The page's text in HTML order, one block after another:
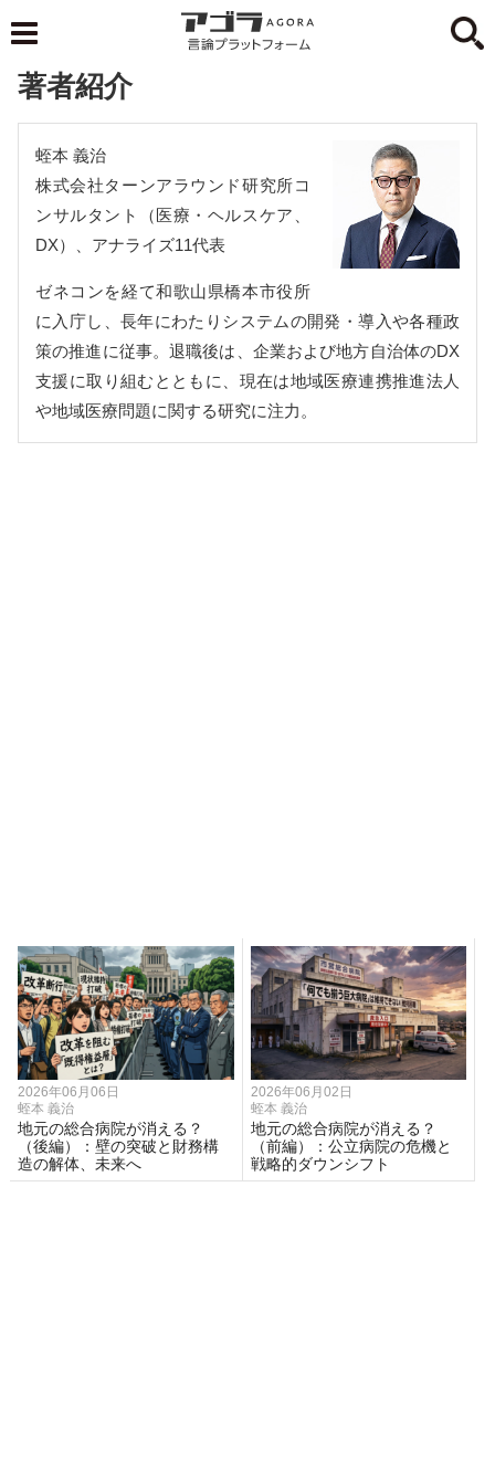
著者紹介
蛭本 義治
株式会社ターンアラウンド研究所コ
ンサルタント（医療・ヘルスケア、
DX）、アナライズ11代表
ゼネコンを経て和歌山県橋本市役所
に入庁し、長年にわたりシステムの開発・導入や各種政
策の推進に従事。退職後は、企業および地方自治体のDX
支援に取り組むとともに、現在は地域医療連携推進法人
や地域医療問題に関する研究に注力。
2026年06月06日
蛭本 義治
地元の総合病院が消える？
（後編）：壁の突破と財務構
造の解体、未来へ
2026年06月02日
蛭本 義治
地元の総合病院が消える？
（前編）：公立病院の危機と
戦略的ダウンシフト